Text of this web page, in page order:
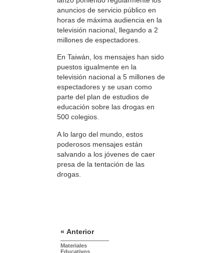
anuncios de servicio público en
horas de máxima audiencia en la
televisión nacional, llegando a 2
millones de espectadores.
En Taiwán, los mensajes han sido
puestos igualmente en la
televisión nacional a 5 millones de
espectadores y se usan como
parte del plan de estudios de
educación sobre las drogas en
500 colegios.
A lo largo del mundo, estos
poderosos mensajes están
salvando a los jóvenes de caer
presa de la tentación de las
drogas.
« Anterior
Materiales
Educativos